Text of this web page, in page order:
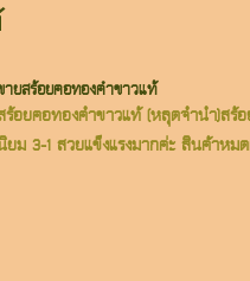
ายสร้อยคอทองคำขาวแท้
ร้อยคอทองคำขาวแท้ (หลุดจำนำ)สร้
ยม 3-1 สวยแข็งแรงมากค่ะ สินค้าหม